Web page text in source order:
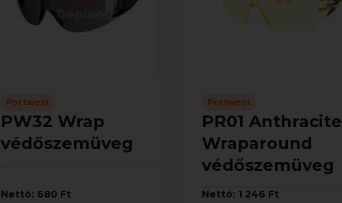
Portwest
PW32 Wrap
védőszemüveg
Nettó: 680 Ft
Portwest
PR01 Anthracite
Wraparound
védőszemüveg
Nettó: 1 246 Ft